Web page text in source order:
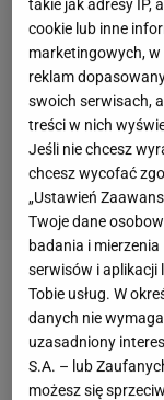
W środę stajnia
Kubicaprzejmie
aby
pozyskane
takie jak adresy IP,
cookie lub inne
marketingowych,
reklam
swoich serwisach,
treści w nich
Jeśli nie chcesz
chcesz wycofać
„Ustawień
Twoje dane
badania i
serwisów i aplikacji
Tobie usług. W
danych nie
uzasadniony
S.A. – lub
możesz się